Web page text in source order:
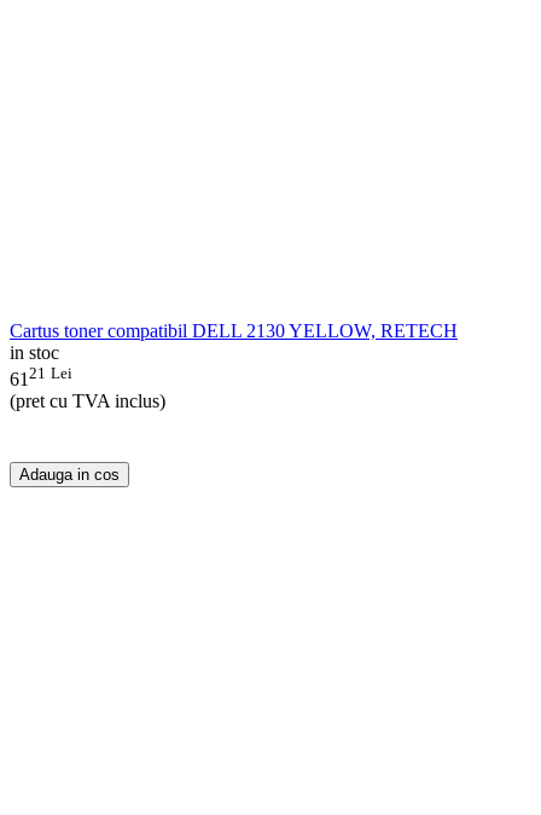
Cartus toner compatibil DELL 2130 YELLOW, RETECH
in stoc
61 21 Lei
(pret cu TVA inclus)
Adauga in cos